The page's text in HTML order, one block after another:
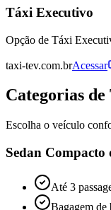
Táxi Executivo
Opção de Táxi
taxi-tev.com.brAcessar
Categorias
Escolha o veículo
Sedan Compacto
Até 3
Bagagem de